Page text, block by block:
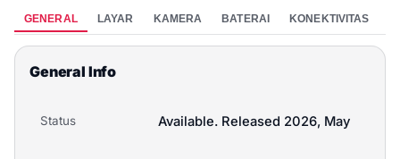
GENERAL LAYAR KAMERA BATERAI KONEKTIVITAS
General Info
Status Available. Released 2026, May